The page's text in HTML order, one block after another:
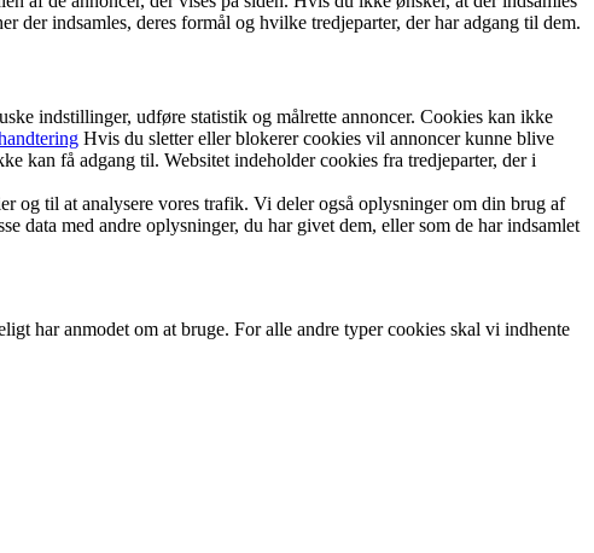
indsamles, deres formål og hvilke tredjeparter, der har adgang til dem.
indstillinger, udføre statistik og målrette annoncer. Cookies kan ikke
Hvis du sletter eller blokerer cookies vil annoncer kunne blive
kan få adgang til. Websitet indeholder cookies fra tredjeparter, der i
og til at analysere vores trafik. Vi deler også oplysninger om din brug af
data med andre oplysninger, du har givet dem, eller som de har indsamlet
har anmodet om at bruge. For alle andre typer cookies skal vi indhente